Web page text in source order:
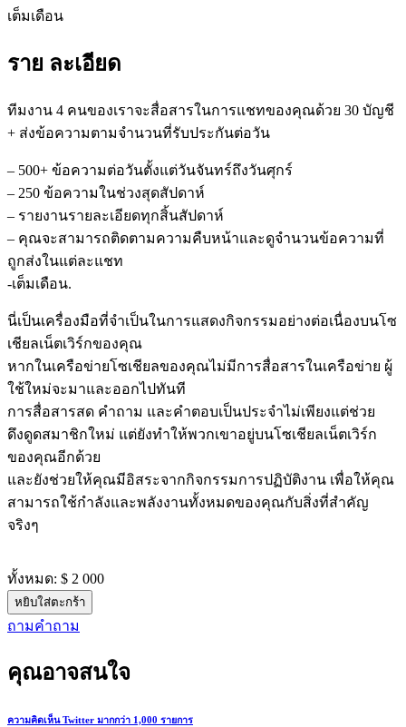
เต็มเดือน
ราย ละเอียด
ทีมงาน 4 คนของเราจะสื่อสารในการแชทของคุณด้วย 30 บัญชี
+ ส่งข้อความตามจำนวนที่รับประกันต่อวัน
– 500+ ข้อความต่อวันตั้งแต่วันจันทร์ถึงวันศุกร์
– 250 ข้อความในช่วงสุดสัปดาห์
– รายงานรายละเอียดทุกสิ้นสัปดาห์
– คุณจะสามารถติดตามความคืบหน้าและดูจำนวนข้อความที่
ถูกส่งในแต่ละแชท
-เต็มเดือน.
นี่เป็นเครื่องมือที่จำเป็นในการแสดงกิจกรรมอย่างต่อเนื่องบนโซ
เชียลเน็ตเวิร์กของคุณ
หากในเครือข่ายโซเชียลของคุณไม่มีการสื่อสารในเครือข่าย ผู้
ใช้ใหม่จะมาและออกไปทันที
การสื่อสารสด คำถาม และคำตอบเป็นประจำไม่เพียงแต่ช่วย
ดึงดูดสมาชิกใหม่ แต่ยังทำให้พวกเขาอยู่บนโซเชียลเน็ตเวิร์ก
ของคุณอีกด้วย
และยังช่วยให้คุณมีอิสระจากกิจกรรมการปฏิบัติงาน เพื่อให้คุณ
สามารถใช้กำลังและพลังงานทั้งหมดของคุณกับสิ่งที่สำคัญ
จริงๆ
ทั้งหมด: $ 2 000
หยิบใส่ตะกร้า
ถามคําถาม
คุณอาจสนใจ
ความคิดเห็น Twitter มากกว่า 1,000 รายการ